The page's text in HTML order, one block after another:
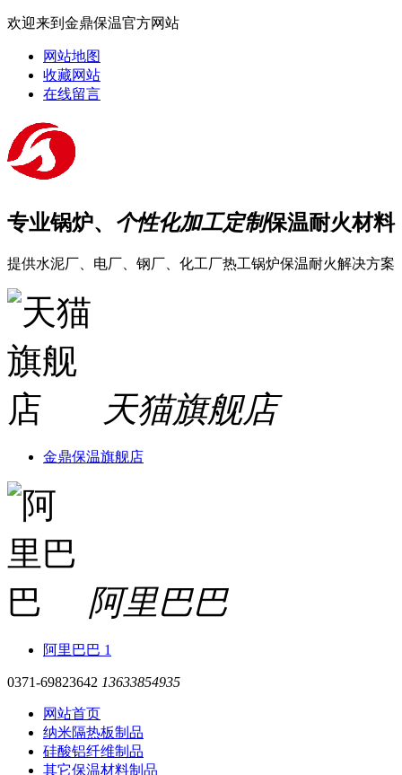
欢迎来到金鼎保温官方网站
网站地图
收藏网站
在线留言
专业锅炉、 个性化加工定制保温耐火材料
提供水泥厂、电厂、钢厂、化工厂热工锅炉保温耐火解决方案
天猫旗舰店
金鼎保温旗舰店
阿里巴巴
阿里巴巴 1
0371-69823642 13633854935
网站首页
纳米隔热板制品
硅酸铝纤维制品
其它保温材料制品